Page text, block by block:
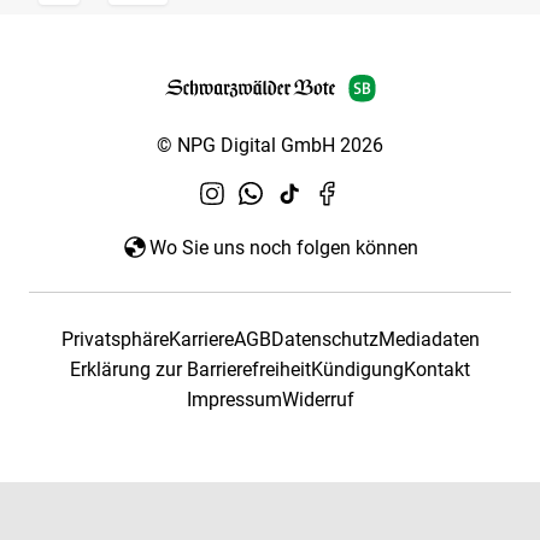
© NPG Digital GmbH 2026
Wo Sie uns noch folgen können
PrivatsphäreKarriereAGBDatenschutzMediadaten
Erklärung zur BarrierefreiheitKündigungKontakt
ImpressumWiderruf